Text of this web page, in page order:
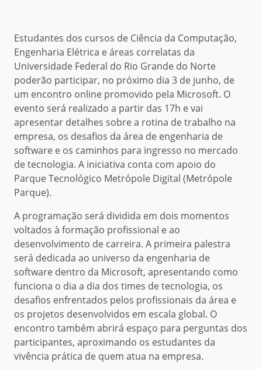
Estudantes dos cursos de Ciência da Computação,
Engenharia Elétrica e áreas correlatas da
Universidade Federal do Rio Grande do Norte
poderão participar, no próximo dia 3 de junho, de
um encontro online promovido pela Microsoft. O
evento será realizado a partir das 17h e vai
apresentar detalhes sobre a rotina de trabalho na
empresa, os desafios da área de engenharia de
software e os caminhos para ingresso no mercado
de tecnologia. A iniciativa conta com apoio do
Parque Tecnológico Metrópole Digital (Metrópole
Parque).
A programação será dividida em dois momentos
voltados à formação profissional e ao
desenvolvimento de carreira. A primeira palestra
será dedicada ao universo da engenharia de
software dentro da Microsoft, apresentando como
funciona o dia a dia dos times de tecnologia, os
desafios enfrentados pelos profissionais da área e
os projetos desenvolvidos em escala global. O
encontro também abrirá espaço para perguntas dos
participantes, aproximando os estudantes da
vivência prática de quem atua na empresa.